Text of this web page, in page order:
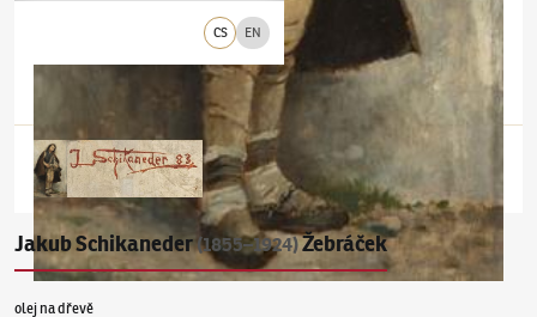
CS EN
Jakub Schikaneder(1855–1924)Žebráček
olej na dřevě